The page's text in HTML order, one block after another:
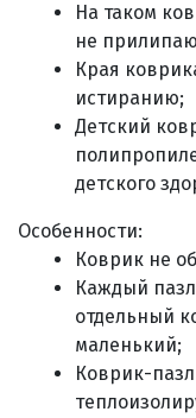
На таком
не
Края
истиранию;
Детский
детского
Особенности:
Коврик не
Каждый
отдельный
маленький;
Коврик-